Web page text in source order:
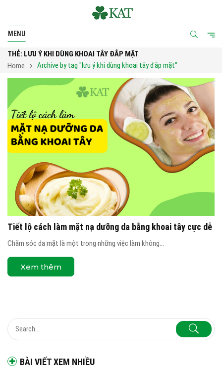
MENU
THẺ: LƯU Ý KHI DÙNG KHOAI TÂY ĐẮP MẶT
Home
Archive by tag "lưu ý khi dùng khoai tây đắp mặt"
BÀI VIẾT XEM NHIỀU
Tiết lộ cách làm mặt nạ dưỡng da bằng khoai tây cực dễ
Chăm sóc da mặt là một trong những việc làm không...
Xem thêm